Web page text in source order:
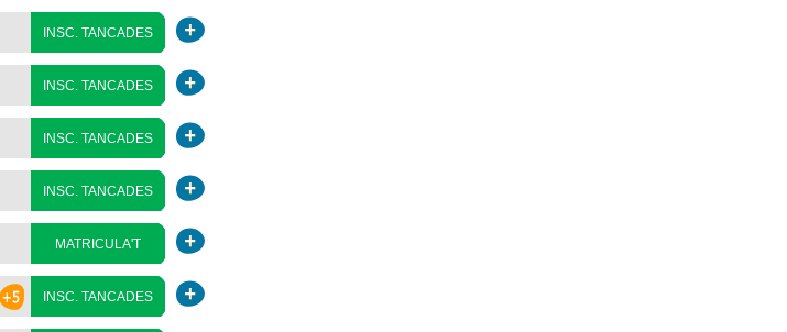
INSC. TANCADES
INSC. TANCADES
INSC. TANCADES
INSC. TANCADES
MATRICULA'T
INSC. TANCADES